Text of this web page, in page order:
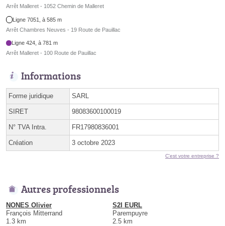
Arrêt Malleret - 1052 Chemin de Malleret
Ligne 7051, à 585 m
Arrêt Chambres Neuves - 19 Route de Pauillac
Ligne 424, à 781 m
Arrêt Malleret - 100 Route de Pauillac
Informations
Forme juridique SARL
SIRET 98083600100019
N° TVA Intra. FR17980836001
Création 3 octobre 2023
C'est votre entreprise ?
Autres professionnels
NONES Olivier
François Mitterrand
1.3 km
S2I EURL
Parempuyre
2.5 km